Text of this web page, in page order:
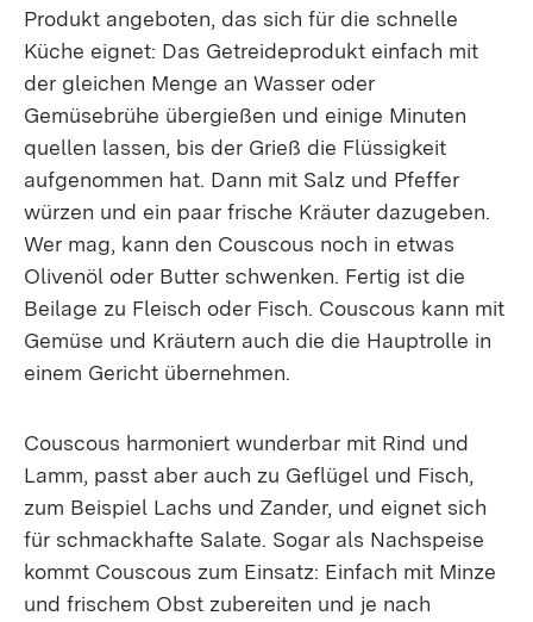
Produkt angeboten, das sich für die schnelle
Küche eignet: Das Getreideprodukt einfach mit
der gleichen Menge an Wasser oder
Gemüsebrühe übergießen und einige Minuten
quellen lassen, bis der Grieß die Flüssigkeit
aufgenommen hat. Dann mit Salz und Pfeffer
würzen und ein paar frische Kräuter dazugeben.
Wer mag, kann den Couscous noch in etwas
Olivenöl oder Butter schwenken. Fertig ist die
Beilage zu Fleisch oder Fisch. Couscous kann mit
Gemüse und Kräutern auch die die Hauptrolle in
einem Gericht übernehmen.
Couscous harmoniert wunderbar mit Rind und
Lamm, passt aber auch zu Geflügel und Fisch,
zum Beispiel Lachs und Zander, und eignet sich
für schmackhafte Salate. Sogar als Nachspeise
kommt Couscous zum Einsatz: Einfach mit Minze
und frischem Obst zubereiten und je nach